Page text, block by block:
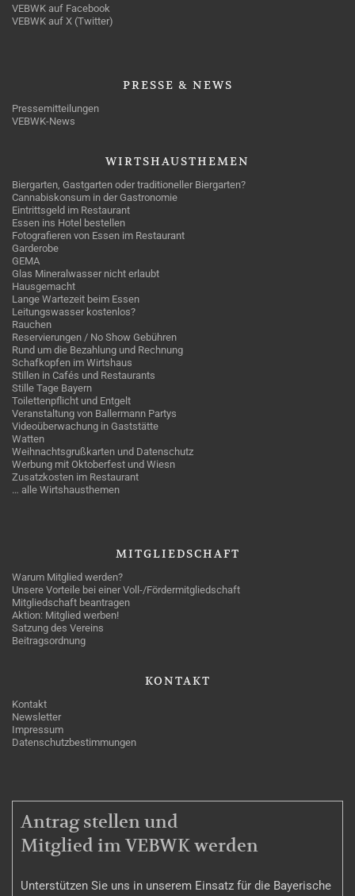
VEBWK auf Facebook
VEBWK auf X (Twitter)
PRESSE & NEWS
Pressemitteilungen
VEBWK-News
WIRTSHAUSTHEMEN
Biergarten, Gastgarten oder traditioneller Biergarten?
Cannabiskonsum in der Gastronomie
Eintrittsgeld im Restaurant
Essen ins Hotel bestellen
Fotografieren von Essen im Restaurant
Garderobe
GEMA
Glas Mineralwasser nicht erlaubt
Hausgemacht
Lange Wartezeit beim Essen
Leitungswasser kostenlos?
Rauchen
Reservierungen / No Show Gebühren
Rund um die Bezahlung und Rechnung
Schafkopfen im Wirtshaus
Stillen in Cafés und Restaurants
Stille Tage Bayern
Toilettenpflicht und Entgelt
Veranstaltung von Ballermann Partys
Videoüberwachung in Gaststätte
Watten
Weihnachtsgrußkarten und Datenschutz
Werbung mit Oktoberfest und Wiesn
Zusatzkosten im Restaurant
… alle Wirtshausthemen
MITGLIEDSCHAFT
Warum Mitglied werden?
Unsere Vorteile bei einer Voll-/Fördermitgliedschaft
Mitgliedschaft beantragen
Aktion: Mitglied werben!
Satzung des Vereins
Beitragsordnung
KONTAKT
Kontakt
Newsletter
Impressum
Datenschutzbestimmungen
MITGLIEDSCHAFT
Antrag stellen und
Mitglied im VEBWK werden
Unterstützen Sie uns in unserem Einsatz für die Bayerische